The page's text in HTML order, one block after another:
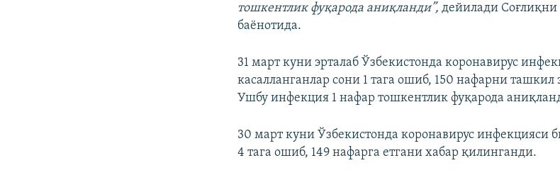
тошкентлик фуқарода аниқланди”, дейилади
баёнотида.
31 март куни эрталаб Ўзбекистонда коронавирус
касалланганлар сони 1 тага ошиб, 150 нафарни
Ушбу инфекция 1 нафар тошкентлик фуқарода
30 март куни Ўзбекистонда коронавирус инфекцияси
4 тага ошиб, 149 нафарга етгани хабар қилинганди.